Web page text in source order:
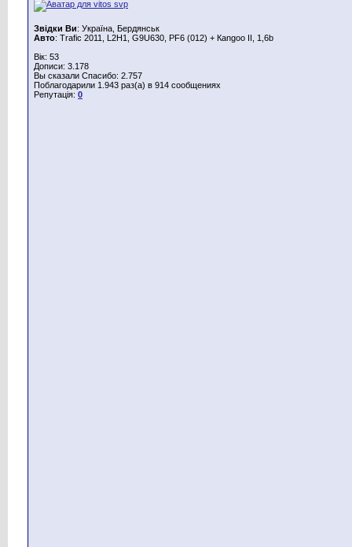
Звідки Ви: Україна, Бердянськ
Авто: Trafic 2011, L2H1, G9U630, PF6 (012) + Каngoo II, 1,6b
Вік: 53
Дописи: 3.178
Вы сказали Спасибо: 2.757
Поблагодарили 1.943 раз(а) в 914 сообщениях
Репутація: 0